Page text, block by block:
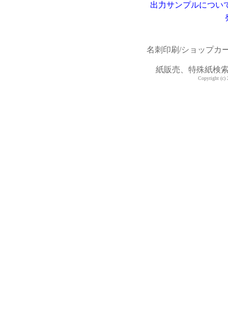
出力サンプルについ
名刺印刷/ショップカ
紙販売、特殊紙検
Copyright (c)